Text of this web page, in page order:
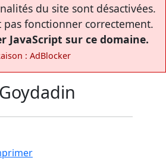
du site sont désactivées.
pas fonctionner correctement.
JavaScript sur ce domaine.
: AdBlocker